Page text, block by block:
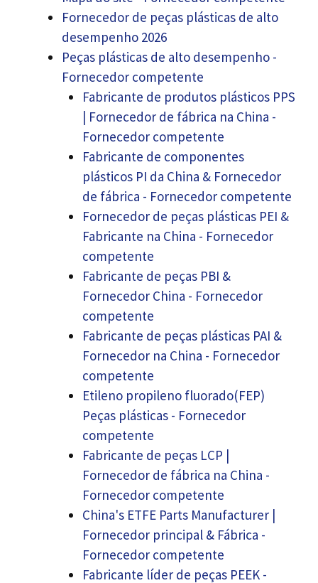
Fornecedor de peças plásticas de alto
desempenho 2026
Peças plásticas de alto desempenho -
Fornecedor competente
Fabricante de produtos plásticos PPS
| Fornecedor de fábrica na China -
Fornecedor competente
Fabricante de componentes
plásticos PI da China & Fornecedor
de fábrica - Fornecedor competente
Fornecedor de peças plásticas PEI &
Fabricante na China - Fornecedor
competente
Fabricante de peças PBI &
Fornecedor China - Fornecedor
competente
Fabricante de peças plásticas PAI &
Fornecedor na China - Fornecedor
competente
Etileno propileno fluorado(FEP)
Peças plásticas - Fornecedor
competente
Fabricante de peças LCP |
Fornecedor de fábrica na China -
Fornecedor competente
China's ETFE Parts Manufacturer|
Fornecedor principal & Fábrica -
Fornecedor competente
Fabricante líder de peças PEEK -